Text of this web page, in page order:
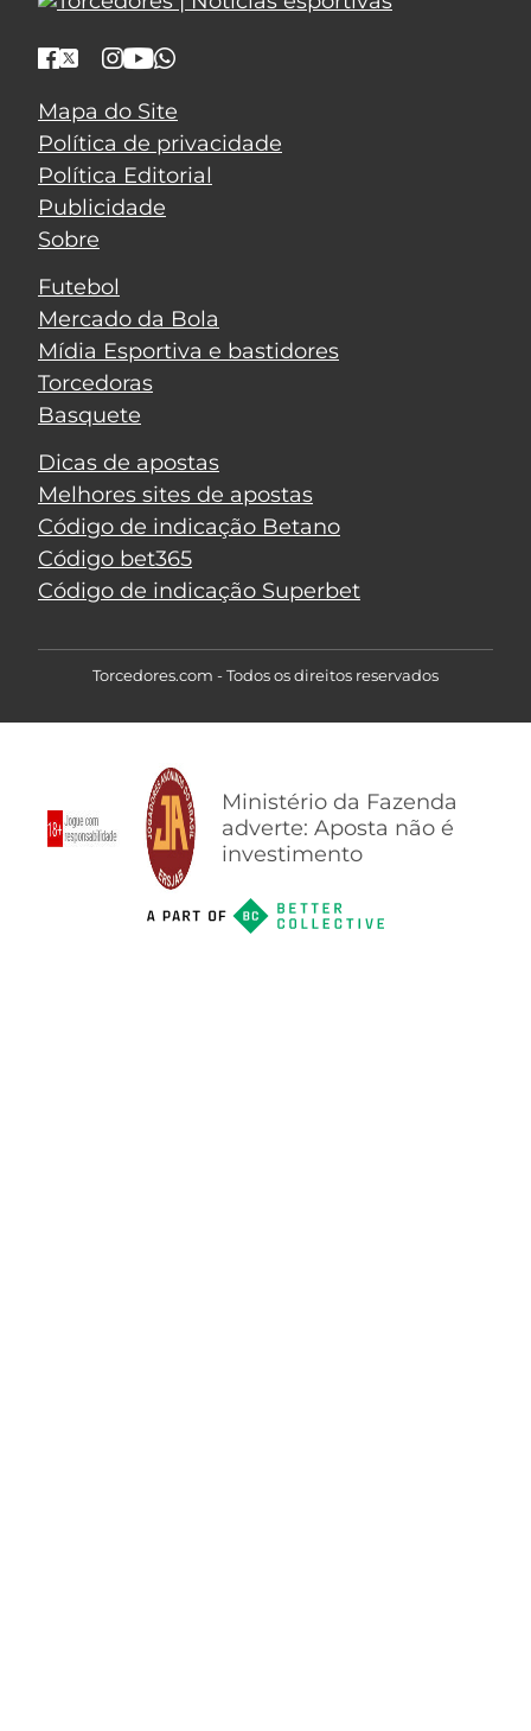
Mapa do Site
Política de privacidade
Política Editorial
Publicidade
Sobre
Futebol
Mercado da Bola
Mídia Esportiva e bastidores
Torcedoras
Basquete
Dicas de apostas
Melhores sites de apostas
Código de indicação Betano
Código bet365
Código de indicação Superbet
Torcedores.com - Todos os direitos reservados
Ministério da Fazenda
adverte: Aposta não é
investimento